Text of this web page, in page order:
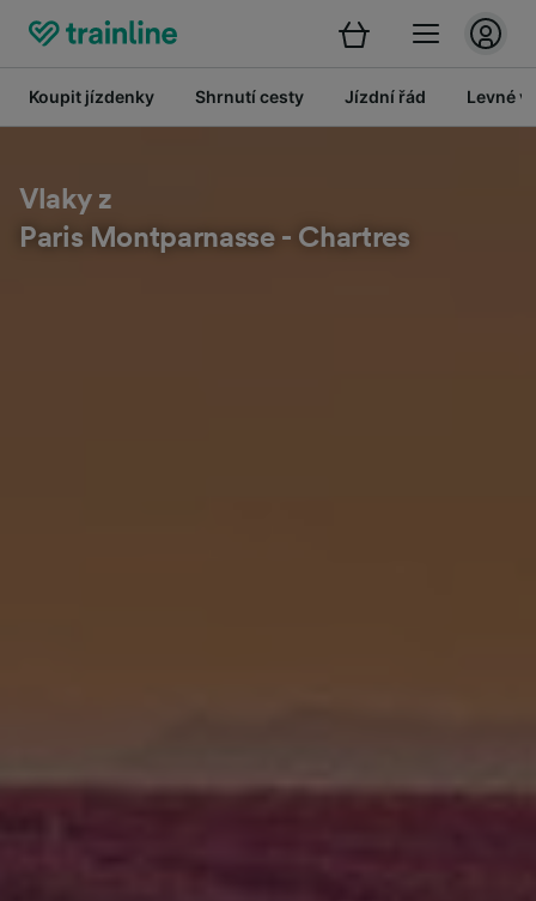
Koupit jízdenky Shrnutí cesty Jízdní řád Levné
Vlaky z
Paris Montparnasse - Chartres